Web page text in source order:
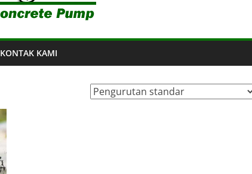
KONTAK KAMI